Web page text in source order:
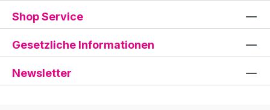
Shop Service
Gesetzliche Informationen
Newsletter